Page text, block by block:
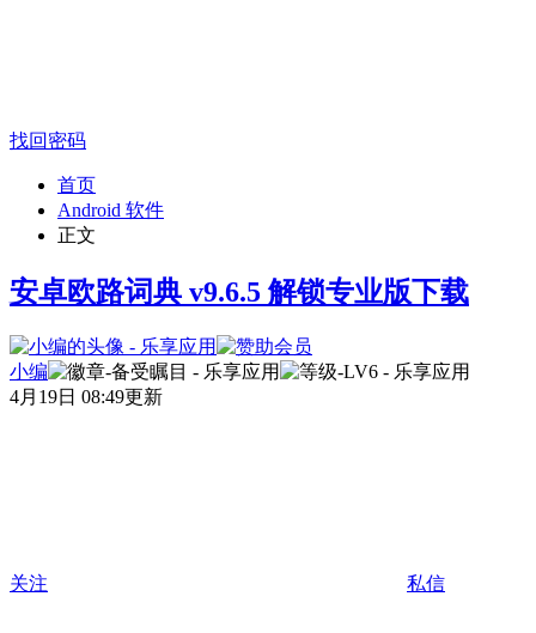
找回密码
首页
Android 软件
正文
安卓欧路词典 v9.6.5 解锁专业版下载
小编
4月19日 08:49更新
关注 私信